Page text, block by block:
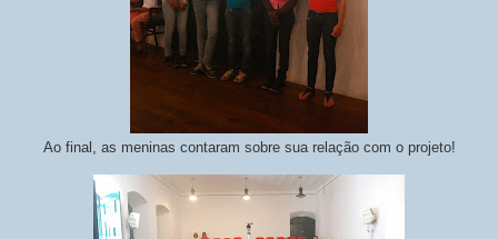
Ao final, as meninas contaram sobre sua relação com o projeto!